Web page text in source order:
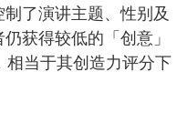
了演讲主题、性别及
获得较低的「创意」
相当于其创造力评分下